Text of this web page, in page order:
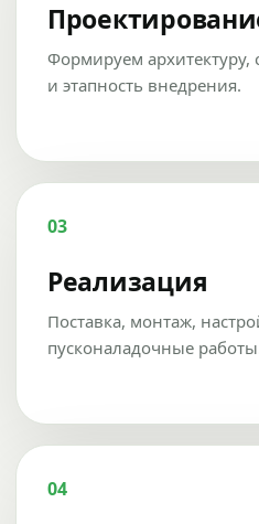
Формируем
и этапность внедрения.
03
Реализация
Поставка, монтаж,
пусконаладочные
04